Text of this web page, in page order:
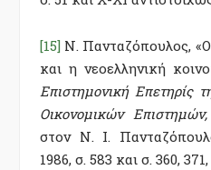
[15] Ν. Πανταζόπουλος, «Ο
και η νεοελληνική
Επιστημονική Επετηρίς
Οικονομικών Επιστημών,
στον Ν. Ι.
1986, σ. 583 και σ. 360, 371,